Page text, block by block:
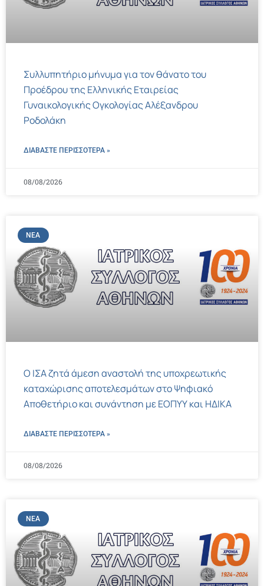
Συλλυπητήριο μήνυμα για τον θάνατο του
Προέδρου της Ελληνικής Εταιρείας
Γυναικολογικής Ογκολογίας Αλέξανδρου
Ροδολάκη
ΔΙΑΒΑΣΤΕ ΠΕΡΙΣΣΌΤΕΡΑ »
08/08/2026
ΝΈΑ
Ο ΙΣΑ ζητά άμεση αναστολή της υποχρεωτικής
καταχώρισης αποτελεσμάτων στο Ψηφιακό
Αποθετήριο και συνάντηση με ΕΟΠΥΥ και ΗΔΙΚΑ
ΔΙΑΒΑΣΤΕ ΠΕΡΙΣΣΌΤΕΡΑ »
08/08/2026
ΝΈΑ